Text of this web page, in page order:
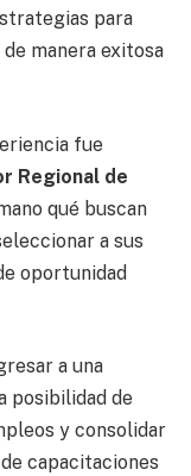
para
manera exitosa
fue
Regional de
qué buscan
a sus
oportunidad
a una
posibilidad de
y consolidar
capacitaciones